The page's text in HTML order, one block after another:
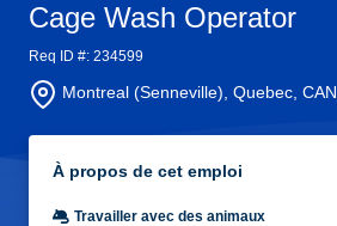
Cage Wash Operator
Req ID #: 234599
Montreal (Senneville), Quebec, CAN
À propos de cet emploi
Travailler avec des animaux